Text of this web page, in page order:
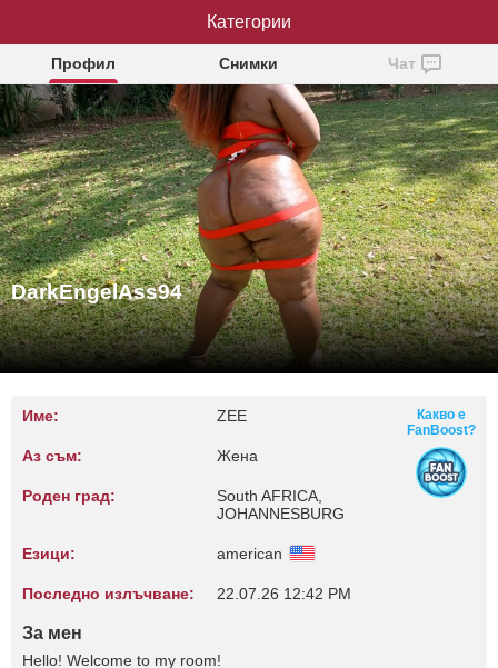
DarkEngelAss94
Профил Снимки Чат
DarkEngelAss94
Име: ZEE
Аз съм: Жена
Роден град:
South AFRICA,
JOHANNESBURG
Езици: american
Последно излъчване: 22.07.26 12:42 PM
Какво е
FanBoost?
За мен
Hello! Welcome to my room!
Категории